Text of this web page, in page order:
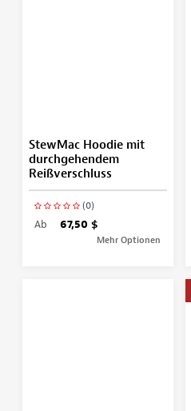
StewMac Hoodie mit
durchgehendem
Reißverschluss
(0)
Ab 67,50 $
Mehr Optionen